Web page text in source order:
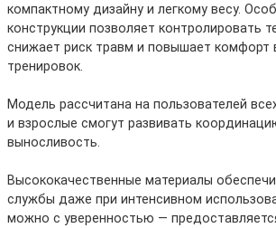
компактному дизайну и легкому весу.
конструкции позволяет контролировать
снижает риск травм и повышает комфорт
тренировок.
Модель рассчитана на пользователей
и взрослые смогут развивать
выносливость.
Высококачественные материалы
службы даже при интенсивном
можно с уверенностью —